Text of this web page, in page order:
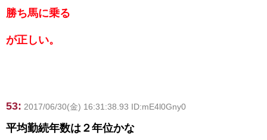
勝ち馬に乗る
が正しい。
53: 2017/06/30(金) 16:31:38.93 ID:mE4l0Gny0
平均勤続年数は２年位かな